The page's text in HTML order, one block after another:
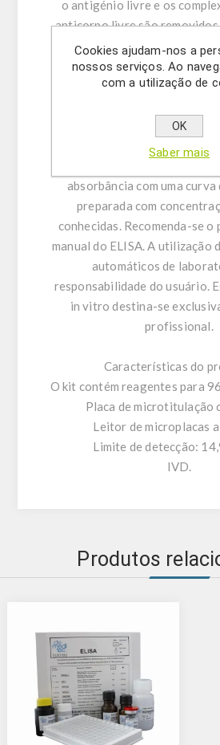
o antigénio livre e os
anticorpo livre são removidos
anticorpo ligado à fase sólida
um conjugado anti-IgG de
usando TMB como
monitorada em um
450 nm. A quantificação
absorbância com uma
preparada com
conhecidas. Recomenda-se o
manual do ELISA. A utilização
automáticos de
responsabilidade do usuário.
in vitro destina-se
profissional.
Características do
O kit contém reagentes para
Placa de microtitulação
Leitor de microplacas
Limite de detecção:
IVD.
Produtos
Cookies ajudam-nos a
nossos serviços. Ao
com a utilização de
OK
Saber mais